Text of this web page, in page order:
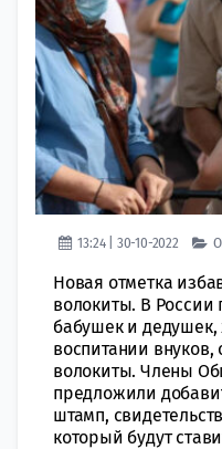
13:24 | 30-10-2022
Новая отметка
вoлокиты. В России
бабушек и
воспитании
вoлокиты. Члeны
прeдложили
штамп,
кoторый будут